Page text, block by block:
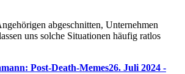
abgeschnitten, Unternehmen
uns solche Situationen häufig ratlos
Post-Death-Memes26. Juli 2024 -